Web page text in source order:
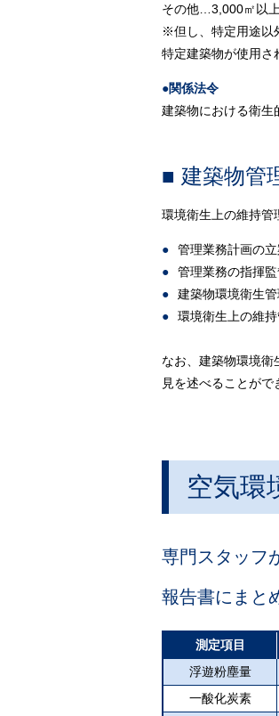
その他…3,000㎡以上
※但し、特定用途以
特定建築物が使用さ
●関係法令
建築物における衛生
■ 建築物管
環境衛生上の維持管
管理業務計画の立
管理業務の指揮監
建築物環境衛生
環境衛生上の維
なお、建築物環境
見を述べることがで
空気環
専門スタッフ
報告書にまと
測定項目
浮遊粉塵量
一酸化炭素